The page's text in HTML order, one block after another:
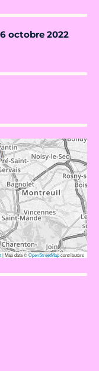
octobre 2022
|Map data ©OpenStreetMapcontributors